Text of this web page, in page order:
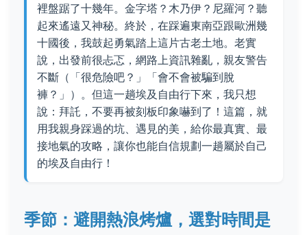
裡盤踞了十幾年。金字塔？木乃伊？尼羅河？聽
起來遙遠又神秘。終於，在踩遍東南亞跟歐洲幾
十國後，我鼓起勇氣踏上這片古老土地。老實
說，出發前很忐忑，網路上資訊雜亂，親友警告
不斷（「很危險吧？」「會不會被騙到脫
褲？」）。但這一趟埃及自由行下來，我只想
說：拜託，不要再被刻板印象嚇到了！這篇，就
用我親身踩過的坑、遇見的美，給你最真實、最
接地氣的攻略，讓你也能自信規劃一趟屬於自己
的埃及自由行！
季節：避開熱浪烤爐，選對時間是